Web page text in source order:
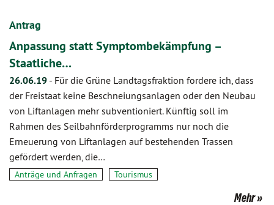
Antrag
Anpassung statt Symptombekämpfung –
Staatliche…
26.06.19 - Für die Grüne Landtagsfraktion fordere ich, dass
der Freistaat keine Beschneiungsanlagen oder den Neubau
von Liftanlagen mehr subventioniert. Künftig soll im
Rahmen des Seilbahnförderprogramms nur noch die
Erneuerung von Liftanlagen auf bestehenden Trassen
gefördert werden, die…
Anträge und Anfragen Tourismus
Mehr